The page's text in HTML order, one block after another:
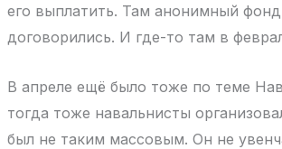
его выплатить. Там анонимный
договорились. И где-то там в
В апреле ещё было тоже по теме
тогда тоже навальнисты
был не таким массовым. Он не